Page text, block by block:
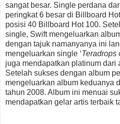
sangat besar. Single perdana
peringkat 6 besar di Billboard
posisi 40 Billboard Hot 100.
single, Swift mengeluarkan
dengan tajuk namanyanya ini
mengeluarkan single ‘Teradrops
juga mendapatkan platinum dari
Setelah sukses dengan album
mengeluarkan album keduanya
tahun 2008. Album ini menuai
mendapatkan gelar artis terbaik